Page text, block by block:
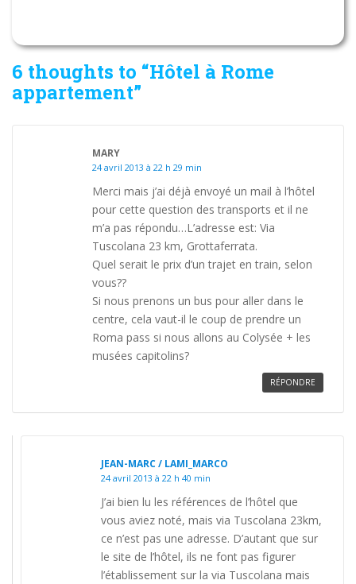
6 thoughts to “Hôtel à Rome
appartement”
MARY
24 avril 2013 à 22 h 29 min
Merci mais j’ai déjà envoyé un mail à l’hôtel
pour cette question des transports et il ne
m’a pas répondu…L’adresse est: Via
Tuscolana 23 km, Grottaferrata.
Quel serait le prix d’un trajet en train, selon
vous??
Si nous prenons un bus pour aller dans le
centre, cela vaut-il le coup de prendre un
Roma pass si nous allons au Colysée + les
musées capitolins?
RÉPONDRE
JEAN-MARC / LAMI_MARCO
24 avril 2013 à 22 h 40 min
J’ai bien lu les références de l’hôtel que
vous aviez noté, mais via Tuscolana 23km,
ce n’est pas une adresse. D’autant que sur
le site de l’hôtel, ils ne font pas figurer
l’établissement sur la via Tuscolana mais